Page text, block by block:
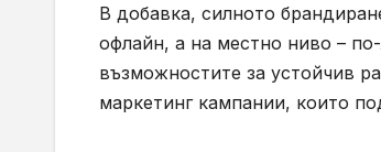
В добавка, силното
офлайн, а на местно ниво –
възможностите за устойчив
маркетинг кампании, които